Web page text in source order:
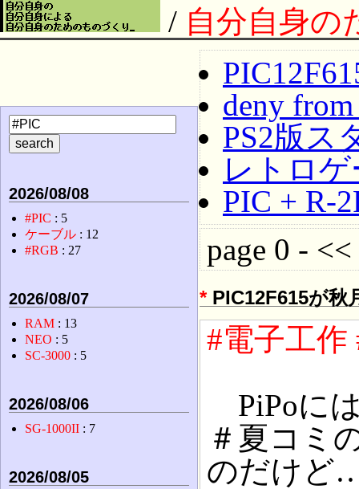
/ 自分自身の
deny
PS2版ス
レトロ
PIC + R-
page 0 -
*PIC12F615が秋
#電子工作
PiPoに
＃夏コミ
のだけど
2026/08/08
#PIC : 5
ケーブル : 12
#RGB : 27
2026/08/07
RAM : 13
NEO : 5
SC-3000 : 5
2026/08/06
SG-1000II : 7
2026/08/05